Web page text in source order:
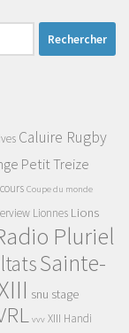
Caluire Rugby
Petit Treize
Coupe du monde
Lionnes Lions
Pluriel
Sainte-
snu stage
vvv XIII Handi